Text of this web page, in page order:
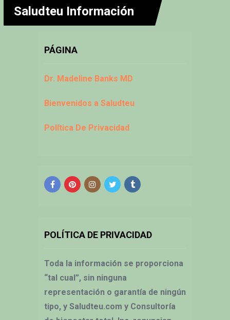
Saludteu Información
PÁGINA
Dr. Madeline Banks MD
Bienvenidos a Saludteu
Política De Privacidad
POLÍTICA DE PRIVACIDAD
Toda la información se proporciona
“tal cual”, sin ninguna
representación o garantía de ningún
tipo, y Saludteu.com y Consultoría